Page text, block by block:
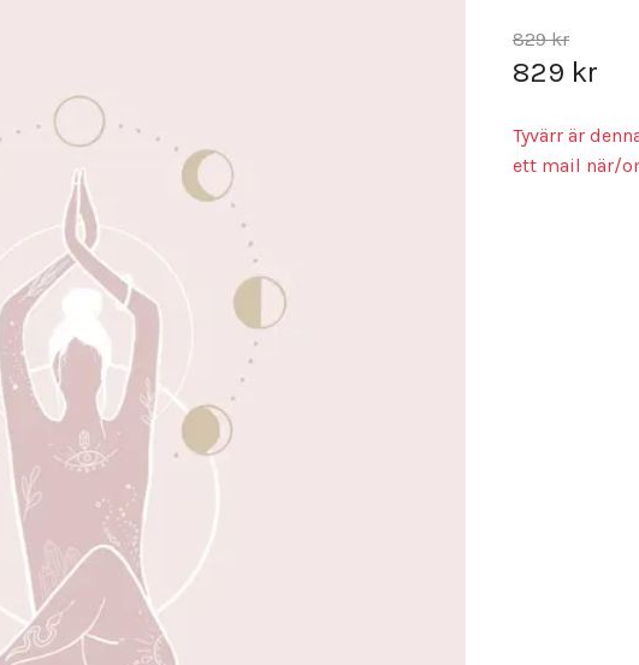
829 kr
829 kr
Tyvärr är
ett mail när/